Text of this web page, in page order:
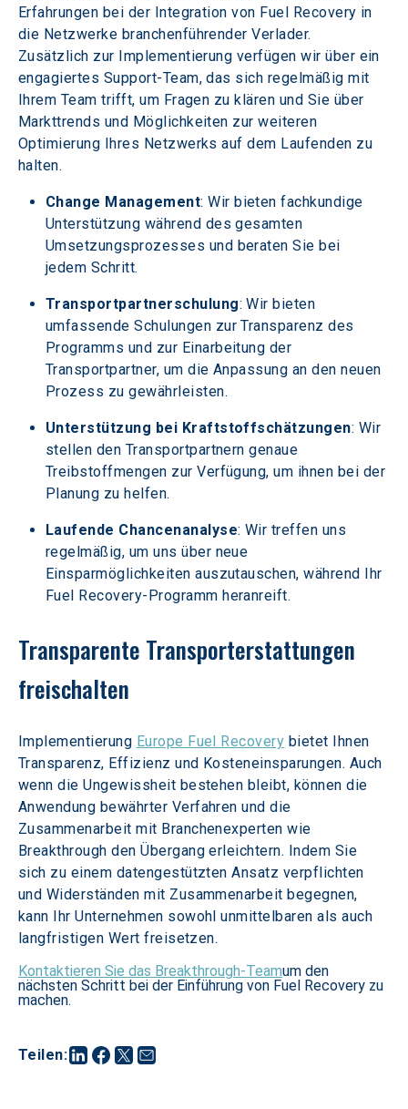
Teilen:
Erfahrungen bei der Integration von Fuel Recovery in
die Netzwerke branchenführender Verlader.
Zusätzlich zur Implementierung verfügen wir über ein
engagiertes Support-Team, das sich regelmäßig mit
Ihrem Team trifft, um Fragen zu klären und Sie über
Markttrends und Möglichkeiten zur weiteren
Optimierung Ihres Netzwerks auf dem Laufenden zu
halten.
Change Management: Wir bieten fachkundige
Unterstützung während des gesamten
Umsetzungsprozesses und beraten Sie bei
jedem Schritt.
Transportpartnerschulung: Wir bieten
umfassende Schulungen zur Transparenz des
Programms und zur Einarbeitung der
Transportpartner, um die Anpassung an den neuen
Prozess zu gewährleisten.
Unterstützung bei Kraftstoffschätzungen: Wir
stellen den Transportpartnern genaue
Treibstoffmengen zur Verfügung, um ihnen bei der
Planung zu helfen.
Laufende Chancenanalyse: Wir treffen uns
regelmäßig, um uns über neue
Einsparmöglichkeiten auszutauschen, während Ihr
Fuel Recovery-Programm heranreift.
Transparente Transporterstattungen
freischalten
Implementierung Europe Fuel Recovery bietet Ihnen
Transparenz, Effizienz und Kosteneinsparungen. Auch
wenn die Ungewissheit bestehen bleibt, können die
Anwendung bewährter Verfahren und die
Zusammenarbeit mit Branchenexperten wie
Breakthrough den Übergang erleichtern. Indem Sie
sich zu einem datengestützten Ansatz verpflichten
und Widerständen mit Zusammenarbeit begegnen,
kann Ihr Unternehmen sowohl unmittelbaren als auch
langfristigen Wert freisetzen.
Kontaktieren Sie das Breakthrough-Teamum den
nächsten Schritt bei der Einführung von Fuel Recovery zu
machen.